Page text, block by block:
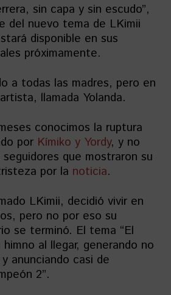
sin capa y sin escudo”,
del nuevo tema de LKimii
disponible en sus
próximamente.
a todas las madres, pero en
llamada Yolanda.
conocimos la ruptura
por Kímiko y Yordy, y no
que mostraron su
por la noticia.
LKimii, decidió vivir en
pero no por eso su
se terminó. El tema “El
al llegar, generando no
anunciando casi de
2”.